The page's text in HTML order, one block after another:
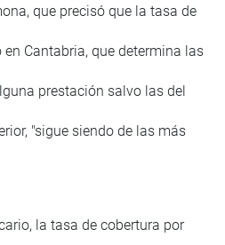
que precisó que la tasa de
Cantabria, que determina las
prestación salvo las del
"sigue siendo de las más
la tasa de cobertura por